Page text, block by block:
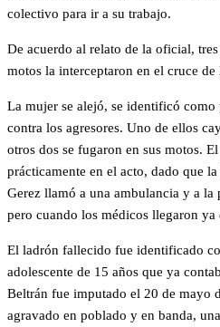
colectivo para ir a su trabajo.
De acuerdo al relato de la oficial,
motos la interceptaron en el cruce
La mujer se alejó, se identificó
contra los agresores. Uno de ellos
otros dos se fugaron en sus motos.
prácticamente en el acto, dado que
Gerez llamó a una ambulancia y a la
pero cuando los médicos llegaron ya
El ladrón fallecido fue identificado
adolescente de 15 años que ya
Beltrán fue imputado el 20 de mayo
agravado en poblado y en banda,